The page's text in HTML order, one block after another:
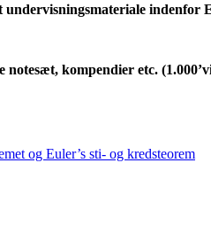
indenfor
kompendier etc.
og Euler’s sti- og kredsteorem